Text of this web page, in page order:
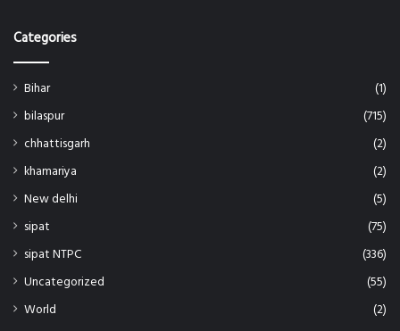
World
(1)
अंबिकापुर
(3)
(1)
(1)
(1)
उत्तराखंड/रायपुर
(1)
कटघोरा/गोपालपुर
(1)
कबीरधाम
(1)
(1)